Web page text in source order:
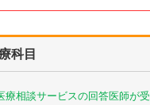
科目
療相談サービスの回答医師が